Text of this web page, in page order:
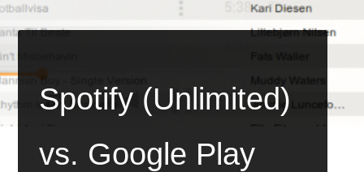
Spotify (Unlimited)
vs. Google Play